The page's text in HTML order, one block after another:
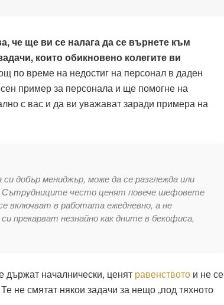
че ще ви се налага да се върнете към
които обикновено колегите ви
по време на недостиг на персонал в даден
пример за персонала и ще помогне на
с вас и да ви уважават заради примера на
добър мениджър, може да се разглежда или
Сътрудниците често ценят повече шефовете
включват в работата ежедневно, а не
прекарват незнайно как дните в бекофиса,
държат началнически, ценят равенството и не се
не смятат някои задачи за нещо „под тяхното